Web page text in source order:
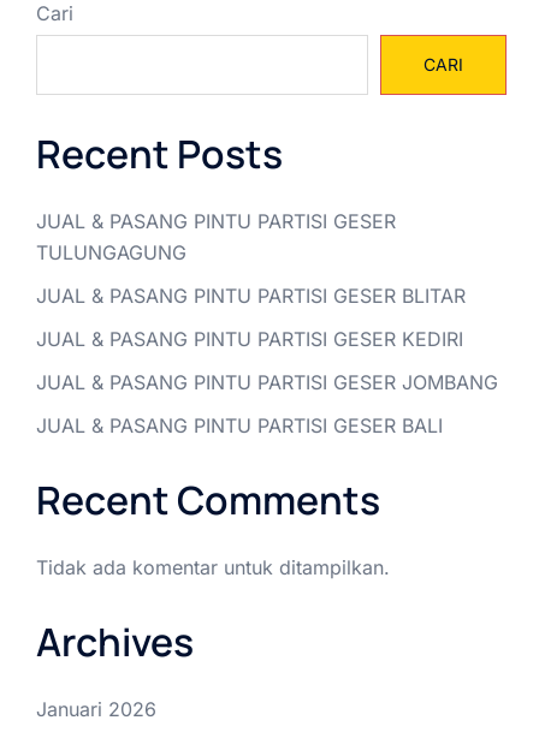
Cari
CARI
Recent Posts
JUAL & PASANG PINTU PARTISI GESER
TULUNGAGUNG
JUAL & PASANG PINTU PARTISI GESER BLITAR
JUAL & PASANG PINTU PARTISI GESER KEDIRI
JUAL & PASANG PINTU PARTISI GESER JOMBANG
JUAL & PASANG PINTU PARTISI GESER BALI
Recent Comments
Tidak ada komentar untuk ditampilkan.
Archives
Januari 2026